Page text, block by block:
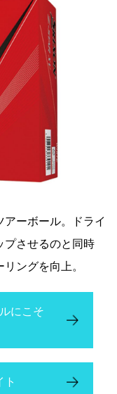
アーボール。ドライ
プさせるのと同時
ングを向上。
にこそ
ト